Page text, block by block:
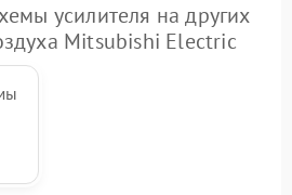
усилителя на других
Mitsubishi Electric